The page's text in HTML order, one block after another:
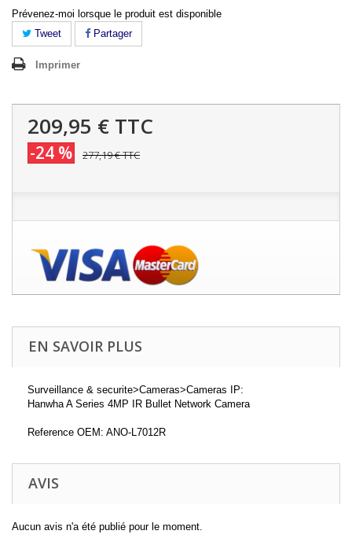
Prévenez-moi lorsque le produit est disponible
Tweet
Partager
Imprimer
209,95 € TTC
-24 % 277,19 €TTC
EN SAVOIR PLUS
Surveillance & securite>Cameras>Cameras IP:
Hanwha A Series 4MP IR Bullet Network Camera
Reference OEM: ANO-L7012R
AVIS
Aucun avis n'a été publié pour le moment.